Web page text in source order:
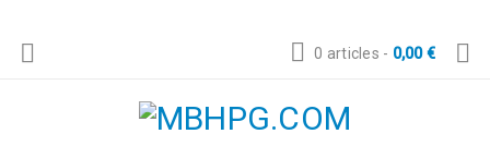
0 articles - 0,00€